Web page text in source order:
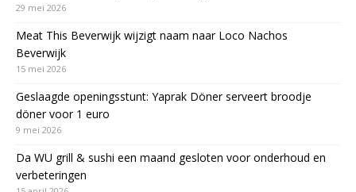
29 mei 2026
Meat This Beverwijk wijzigt naam naar Loco Nachos
Beverwijk
15 mei 2026
Geslaagde openingsstunt: Yaprak Döner serveert broodje
döner voor 1 euro
9 mei 2026
Da WU grill & sushi een maand gesloten voor onderhoud en
verbeteringen